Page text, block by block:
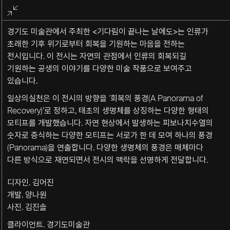
전체화면
종료
경기도 미술관에서 주최한 <기다림이 끝나는 날에도>는 인류가
초래한 기후 위기로부터 회복을 기원하는 마음을 전하는
전시입니다. 이 전시는 자연의 관점에서 인류의 회복되길
기원하는 공생의 이야기를 다양한 미술 작품으로 보여주고
있습니다.
일상의실천은 이 전시의 방향을 ‘회복의 풍경(A Panorama of
Recovery)’로 정하고, 태초의 생명체를 상징하는 다양한 형태의
모티프를 개발했습니다. 자연 현상에서 발생하는 피보나치수열의
숫자로 증식하는 다양한 모티프는 서로가 한 데 모여 하나의 풍경
(Panorama)을 연출합니다. 다양한 생명체의 풍경은 매체마다
다른 방식으로 재연되면서 전시의 맥락을 선명하게 전달합니다.
디자인. 김어진
개발. 양나원
사진. 김진솔
클라이언트. 경기도미술관